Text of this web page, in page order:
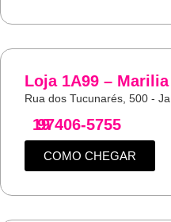
Loja 1A99 –
Rua dos Tucunarés, 500 -
19
97406-5755
COMO CHEGAR